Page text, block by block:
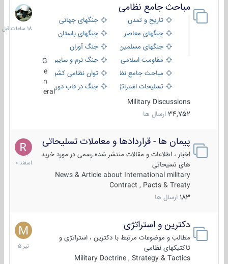
مباحث جامع نظامی
تاریخ و تمدن
جنگهای جهانی
جنگهای معاصر
جنگهای باستان
جنگهای مسلمین
جنگ آوران
مقاومت اسلامی
جنگ نرم و سایبری
مباحث جامع نظامی
توان نظامی کشورها
تسلیحات استراتژیک
جنگ در قاب دوربین
eral
Military Discussions
34,752 ارسال ها
18
ساعات
قبل
پیمان ها - قراردادها و معاملات تسلیحاتی
اخبار ، اطلاعات و مقالات منتشر شده رسمی در مورد خرید
های تسیحاتی
News & Article about International military
Contract , Pacts & Treaty
183 ارسال ها
7
اسفند
1400
دکترین و استراتژی
مطالب و موضوعات مرتبط با دکترین ، استراتژی و
تاکتیکهای نظامی
Military Doctrine , Strategy & Tactics
27
تیر
1405